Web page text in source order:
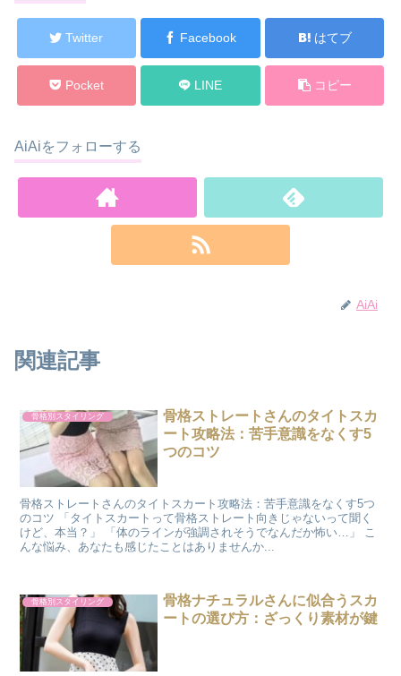
Twitter Facebook はてブ
Pocket LINE コピー
AiAiをフォローする
AiAi
関連記事
骨格別スタイリング
骨格ストレートさんのタイトスカ
ート攻略法：苦手意識をなくす5
つのコツ
骨格ストレートさんのタイトスカート攻略法：苦手意識をなくす5つ
のコツ 「タイトスカートって骨格ストレート向きじゃないって聞く
けど、本当？」 「体のラインが強調されそうでなんだか怖い…」 こ
んな悩み、あなたも感じたことはありませんか...
骨格別スタイリング
骨格ナチュラルさんに似合うスカ
ートの選び方：ざっくり素材が鍵